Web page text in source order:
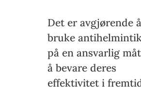
Det er avgjørende å
bruke
på en ansvarlig
å bevare deres
effektivitet i